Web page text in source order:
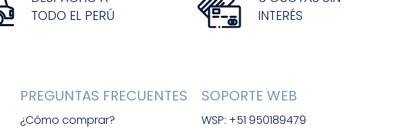
TODO EL PERÚ
INTERÉS
PREGUNTAS FRECUENTES
¿Cómo comprar?
SOPORTE WEB
WSP: +51 950189479